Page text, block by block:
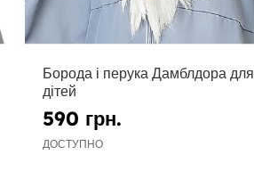
Борода і перука Дамблдора для
дітей
590 грн.
ДОСТУПНО